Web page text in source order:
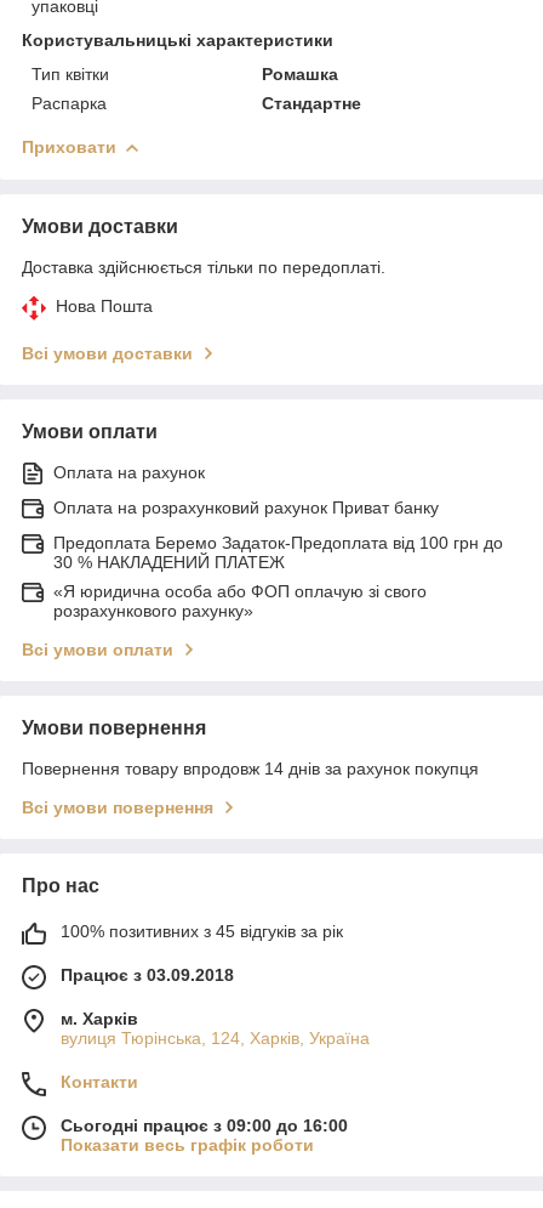
упаковці
Користувальницькі характеристики
Тип квітки
Ромашка
Распарка
Стандартне
Приховати
Умови доставки
Доставка здійснюється тільки по передоплаті.
Нова Пошта
Всі умови доставки
Умови оплати
Оплата на рахунок
Оплата на розрахунковий рахунок Приват банку
Предоплата Беремо Задаток-Предоплата від 100 грн до
30 % НАКЛАДЕНИЙ ПЛАТЕЖ
«Я юридична особа або ФОП оплачую зі свого
розрахункового рахунку»
Всі умови оплати
Умови повернення
Повернення товару впродовж 14 днів за рахунок покупця
Всі умови повернення
Про нас
100% позитивних з 45 відгуків за рік
Працює з 03.09.2018
м. Харків
вулиця Тюрінська, 124, Харків, Україна
Контакти
Сьогодні працює з 09:00 до 16:00
Показати весь графік роботи